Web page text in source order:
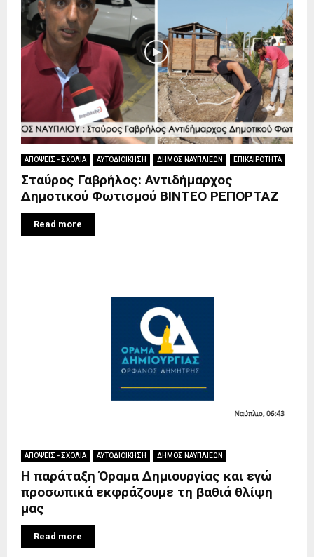
ΑΠΟΨΕΙΣ - ΣΧΟΛΙΑ ΑΥΤΟΔΙΟΙΚΗΣΗ ΔΗΜΟΣ ΝΑΥΠΛΙΕΩΝ ΕΠΙΚΑΙΡΟΤΗΤΑ
Σταύρος Γαβρήλος: Αντιδήμαρχος
Δημοτικού Φωτισμού ΒΙΝΤΕΟ ΡΕΠΟΡΤΑΖ
Read more
ΑΠΟΨΕΙΣ - ΣΧΟΛΙΑ ΑΥΤΟΔΙΟΙΚΗΣΗ ΔΗΜΟΣ ΝΑΥΠΛΙΕΩΝ
Η παράταξη Όραμα Δημιουργίας και εγώ
προσωπικά εκφράζουμε τη βαθιά θλίψη
μας
Read more